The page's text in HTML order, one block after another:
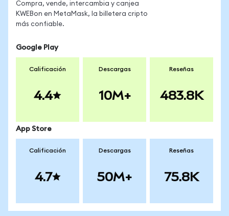
Compra, vende, intercambia y canjea
KWEBon en MetaMask, la billetera cripto
más confiable.
Google Play
Calificación
4.4
Descargas
10M+
Reseñas
483.8K
App Store
Calificación
4.7
Descargas
50M+
Reseñas
75.8K